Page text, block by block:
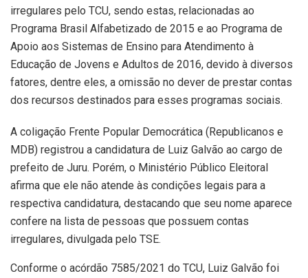
irregulares pelo TCU, sendo estas, relacionadas ao
Programa Brasil Alfabetizado de 2015 e ao Programa de
Apoio aos Sistemas de Ensino para Atendimento à
Educação de Jovens e Adultos de 2016, devido à diversos
fatores, dentre eles, a omissão no dever de prestar contas
dos recursos destinados para esses programas sociais.
A coligação Frente Popular Democrática (Republicanos e
MDB) registrou a candidatura de Luiz Galvão ao cargo de
prefeito de Juru. Porém, o Ministério Público Eleitoral
afirma que ele não atende às condições legais para a
respectiva candidatura, destacando que seu nome aparece
confere na lista de pessoas que possuem contas
irregulares, divulgada pelo TSE.
Conforme o acórdão 7585/2021 do TCU, Luiz Galvão foi